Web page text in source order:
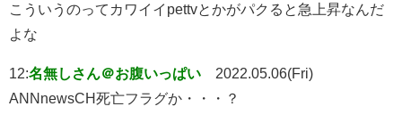
こういうのってカワイイpettvとかがパクると急上昇なんだ
よな
12:名無しさん＠お腹いっぱい
2022.05.06(Fri)
ANNnewsCH死亡フラグか・・・？